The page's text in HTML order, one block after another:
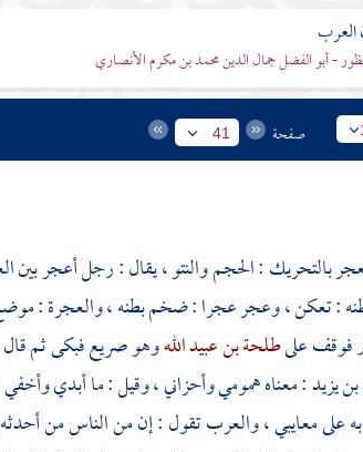
العرب
- أبو الفضل جمال الدين محمد بن مكرم الأنصاري
صفحة 41
بالتحريك : الحجم والنتو ، يقال : رجل أعجر
: تعكن ، وعجر عجرا : ضخم بطنه ، والعجرة :
فوقف علىطلحة بن عبيد اللهوهو صريع فبكى ثم
يزيد: معناه همومي وأحزاني ، وقيل : ما أبدي وأخفي
على معايبي ، والعرب تقول : إن من الناس من